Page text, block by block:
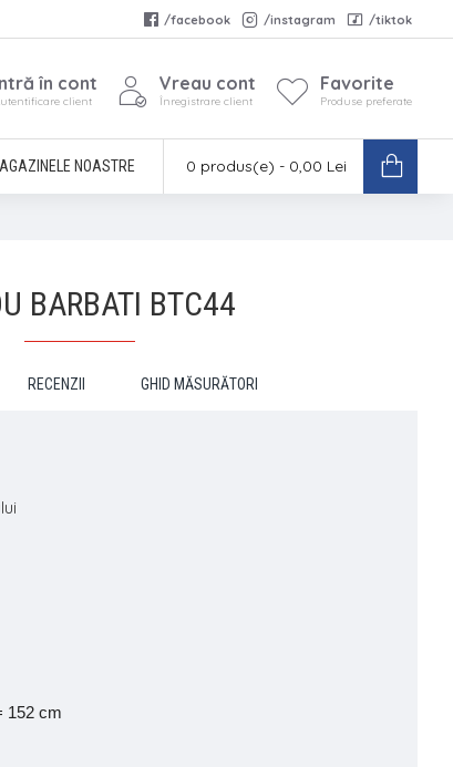
/facebook /instagram /tiktok
în cont
client
Vreau cont
Înregistrare client
Favorite
Produse preferate
NOASTRE 0 produs(e) - 0,00 Lei
BARBATI BTC44
RECENZII GHID MĂSURĂTORI
152 cm